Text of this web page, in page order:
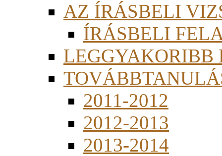
AZ ÍRÁSBELI
ÍRÁSBELI
LEGGYAKORIBB
2011-2012
2012-2013
2013-2014